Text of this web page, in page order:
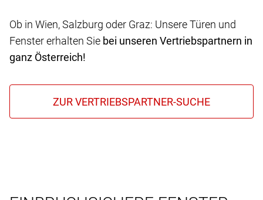
Ob in Wien, Salzburg oder Graz: Unsere Türen und
Fenster erhalten Sie bei unseren Vertriebspartnern in
ganz Österreich!